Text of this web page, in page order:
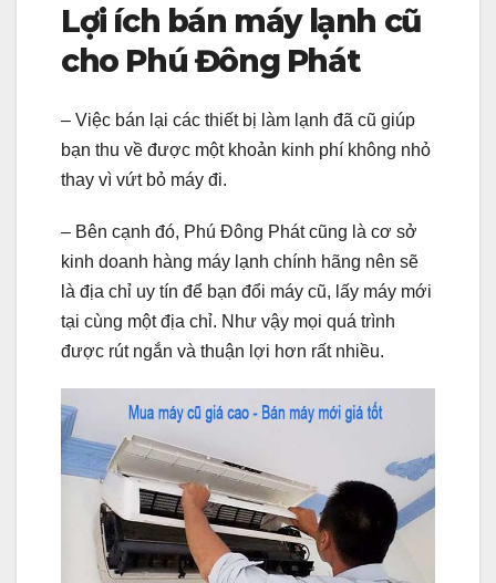
Lợi ích bán máy lạnh cũ
cho Phú Đông Phát
– Việc bán lại các thiết bị làm lạnh đã cũ giúp
bạn thu về được một khoản kinh phí không nhỏ
thay vì vứt bỏ máy đi.
– Bên cạnh đó, Phú Đông Phát cũng là cơ sở
kinh doanh hàng máy lạnh chính hãng nên sẽ
là địa chỉ uy tín để bạn đổi máy cũ, lấy máy mới
tại cùng một địa chỉ. Như vậy mọi quá trình
được rút ngắn và thuận lợi hơn rất nhiều.